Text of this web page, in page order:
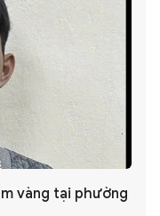
vàng tại phường